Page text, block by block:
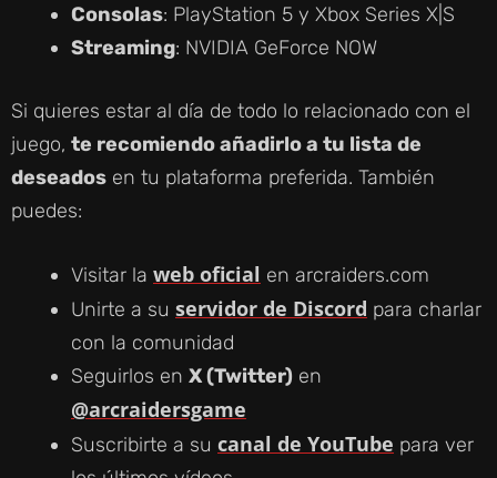
Consolas: PlayStation 5 y Xbox Series X|S
Streaming: NVIDIA GeForce NOW
Si quieres estar al día de todo lo relacionado con el
juego, te recomiendo añadirlo a tu lista de
deseados en tu plataforma preferida. También
puedes:
Visitar la web oficial en arcraiders.com
Unirte a su servidor de Discord para charlar
con la comunidad
Seguirlos en X (Twitter) en
@arcraidersgame
Suscribirte a su canal de YouTube para ver